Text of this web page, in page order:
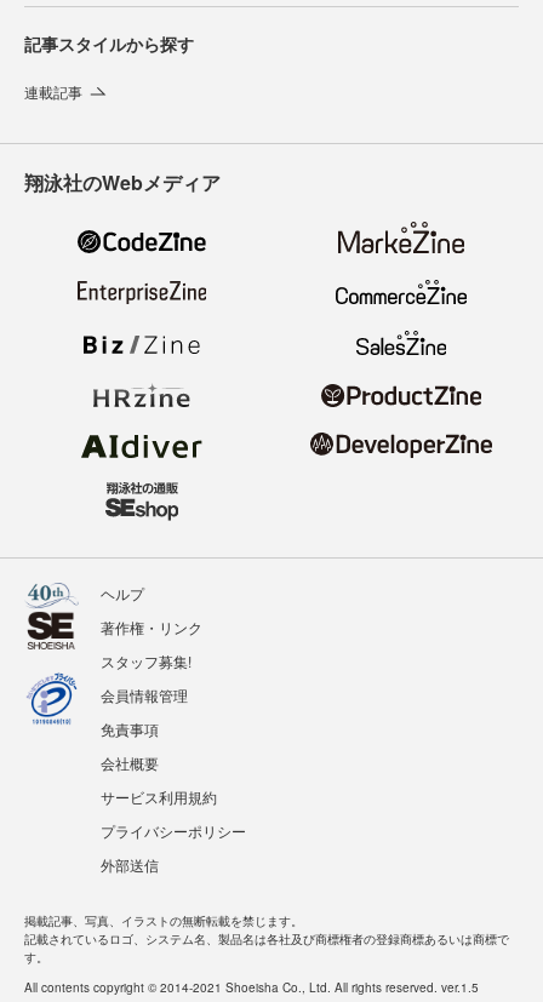
記事スタイルから探す
連載記事
翔泳社のWebメディア
ヘルプ
著作権・リンク
スタッフ募集!
会員情報管理
免責事項
会社概要
サービス利用規約
プライバシーポリシー
外部送信
掲載記事、写真、イラストの無断転載を禁じます。
記載されているロゴ、システム名、製品名は各社及び商標権者の登録商標あるいは商標で
す。
All contents copyright © 2014-2021 Shoeisha Co., Ltd. All rights reserved. ver.1.5